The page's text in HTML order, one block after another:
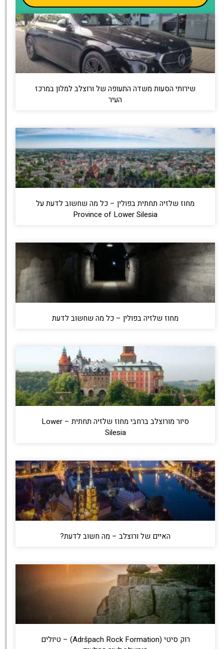
שירותי הסעות משדה התעופה של ורוצלב למלון במרכז
העיר
מחוז שלזיה תחתית בפולין – כל מה שחשוב לדעת על
Province of Lower Silesia
מחוז שלזיה בפולין – כל מה שחשוב לדעת
סיור מורוצלב ברחבי מחוז שלזיה תחתית – Lower
Silesia
האיים של ורוצלב – מה חשוב לדעת?
רוק סיטי (Adršpach Rock Formation) – טיולים